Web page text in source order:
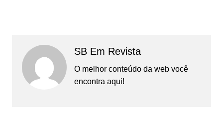
SB Em Revista
O melhor conteúdo da web você
encontra aqui!